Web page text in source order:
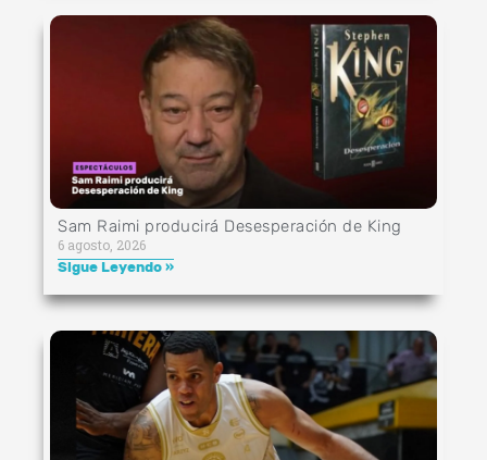
Sam Raimi producirá Desesperación de King
6 agosto, 2026
Sigue Leyendo »